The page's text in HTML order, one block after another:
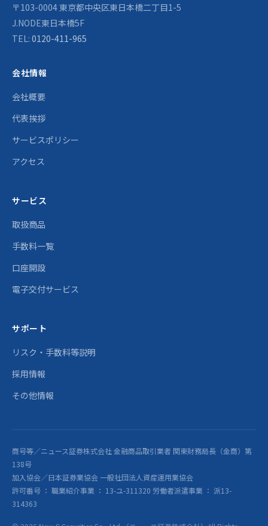
〒103-0004 東京都中央区東日本橋二丁目1-5
J.NODE東日本橋5F
TEL: 0120-411-965
会社情報
会社概要
代表挨拶
サービスポリシー
アクセス
サービス
取扱商品
手数料一覧
口座開設
電子交付サービス
サポート
リスク・手数料等説明
採用情報
その他情報
商号等／ニュース証券株式会社 金融商品取引業者 関東財務局長（金商）第
138号
加入協会／日本証券業協会 一般社団法人資産運用業協会
許可番号 ： 職業紹介事業 ： 13-ユ-311320 労働者派遣事業 ： 派13-
314363